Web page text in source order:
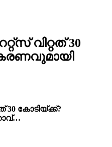
വിറ്റത് 30
30 കോടിയ്ക്ക്?